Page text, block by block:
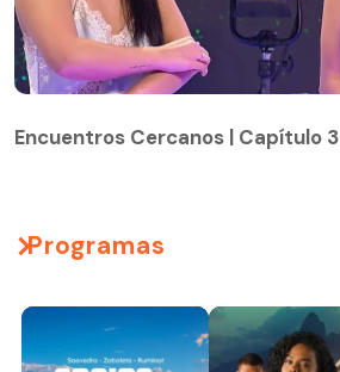
Encuentros Cercanos | Capítulo 3
Programas